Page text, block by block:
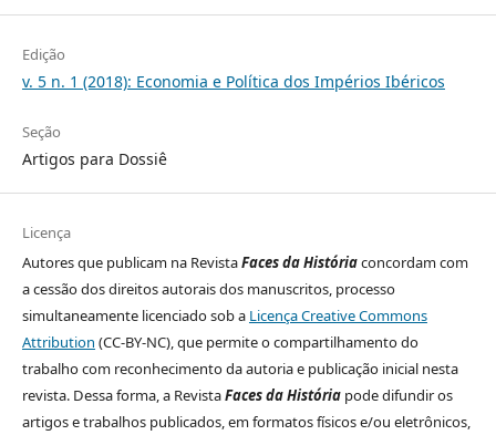
Edição
v. 5 n. 1 (2018): Economia e Política dos Impérios Ibéricos
Seção
Artigos para Dossiê
Licença
Autores que publicam na RevistaFaces da Históriaconcordam com
a cessão dos direitos autorais dos manuscritos, processo
simultaneamente licenciado sob a Licença Creative Commons
Attribution (CC-BY-NC), que permite o compartilhamento do
trabalho com reconhecimento da autoria e publicação inicial nesta
revista. Dessa forma, a RevistaFaces da Históriapode difundir os
artigos e trabalhos publicados, em formatos físicos e/ou eletrônicos,